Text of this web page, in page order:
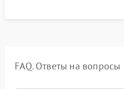
FAQ. Ответы на вопросы